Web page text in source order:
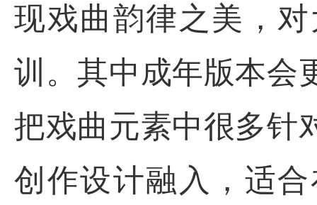
现戏曲韵律之美，
训。其中成年版本会
把戏曲元素中很多针
创作设计融入，适